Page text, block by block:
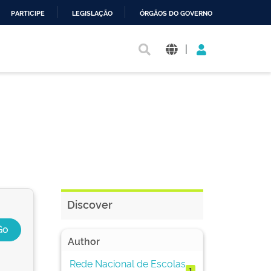
PARTICIPE LEGISLAÇÃO ÓRGÃOS DO GOVERNO
|
Discover
Author
Rede Nacional de Escolas